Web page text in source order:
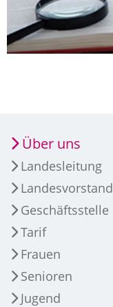
Über uns
Landesleitung
Landesvorstand
Geschäftsstelle
Tarif
Frauen
Senioren
Jugend